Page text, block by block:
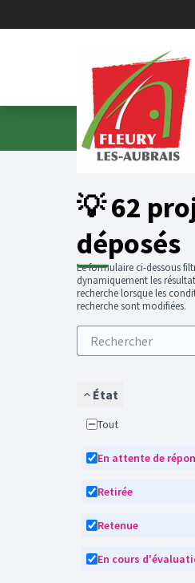
AccueilMenu principal
/
💡 62
déposés
Le formulaire ci-dessous
dynamiquement les
recherche lorsque les
recherche sont modifiées.
État
Tout
En attente de
Retirée
Retenue
En cours